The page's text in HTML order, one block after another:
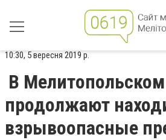
10:30, 5 вересня 2019 р.
В
продолжают
взрывоопасные